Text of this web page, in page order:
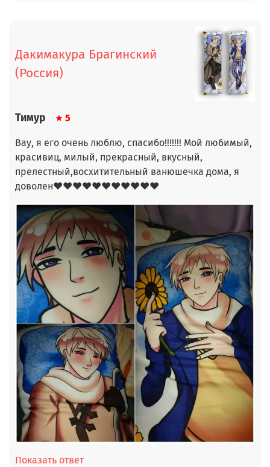
Дакимакура Брагинский
(Россия)
Тимур 5
Вау, я его очень люблю, спасибо!!!!!!! Мой любимый,
красивиц, милый, прекрасный, вкусный,
прелестный,восхитительный ванюшечка дома, я
доволен❤❤❤❤❤❤❤❤❤❤❤
Показать ответ